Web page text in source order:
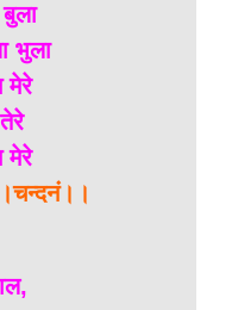
भुला
मेरे
मेरे